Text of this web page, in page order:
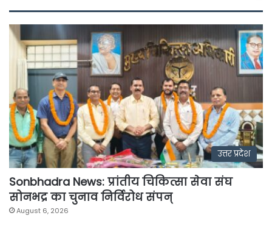
उत्तर प्रदेश
Sonbhadra News: प्रांतीय चिकित्सा सेवा संघ
सोनभद्र का चुनाव निर्विरोध संपन्
August 6, 2026